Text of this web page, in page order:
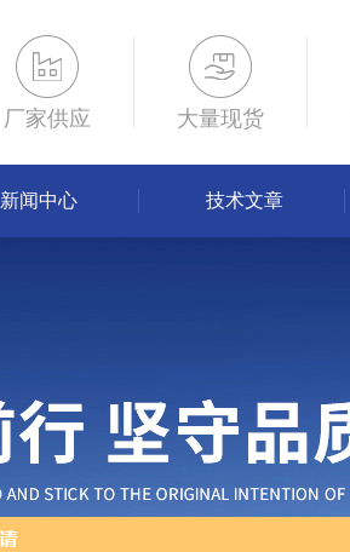
厂家供应 大量现货
新闻中心 技术文章